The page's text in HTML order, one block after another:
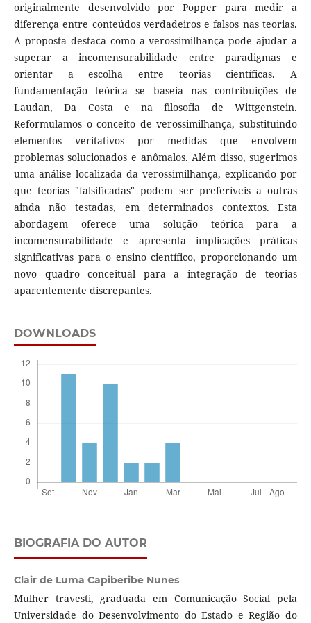
originalmente desenvolvido por Popper para medir a
diferença entre conteúdos verdadeiros e falsos nas teorias.
A proposta destaca como a verossimilhança pode ajudar a
superar a incomensurabilidade entre paradigmas e
orientar a escolha entre teorias científicas. A
fundamentação teórica se baseia nas contribuições de
Laudan, Da Costa e na filosofia de Wittgenstein.
Reformulamos o conceito de verossimilhança, substituindo
elementos veritativos por medidas que envolvem
problemas solucionados e anômalos. Além disso, sugerimos
uma análise localizada da verossimilhança, explicando por
que teorias "falsificadas" podem ser preferíveis a outras
ainda não testadas, em determinados contextos. Esta
abordagem oferece uma solução teórica para a
incomensurabilidade e apresenta implicações práticas
significativas para o ensino científico, proporcionando um
novo quadro conceitual para a integração de teorias
aparentemente discrepantes.
DOWNLOADS
BIOGRAFIA DO AUTOR
Clair de Luma Capiberibe Nunes
Mulher travesti, graduada em Comunicação Social pela
Universidade do Desenvolvimento do Estado e Região do